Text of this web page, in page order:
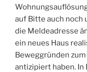
auf Bitte auch noch
die Meldeadresse
ein neues Haus
Beweggründen
antizipiert haben. In